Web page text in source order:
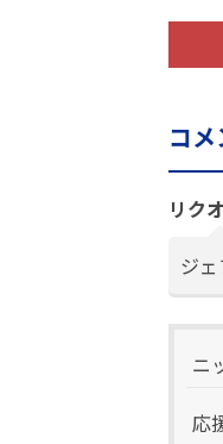
コ
リクオ
ジ
ニ
応